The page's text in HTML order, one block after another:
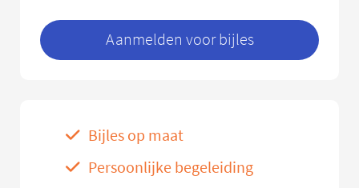
Aanmelden voor bijles
Bijles op maat
Persoonlijke begeleiding